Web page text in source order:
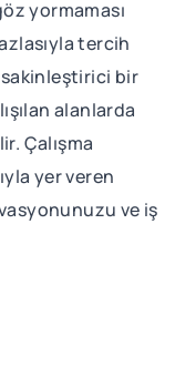
yormaması
tercih
sakinleştirici bir
alanlarda
Çalışma
yer veren
ve iş